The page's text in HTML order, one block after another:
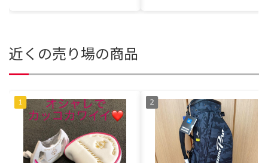
近くの売り場の商品